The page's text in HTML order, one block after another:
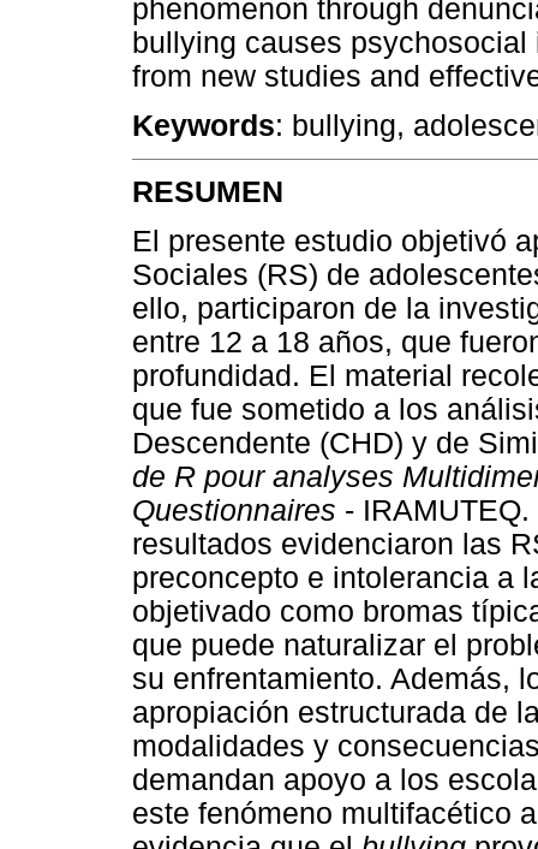
phenomenon through
bullying causes
from new studies and
Keywords: bullying,
RESUMEN
El presente estudio objetivó
Sociales (RS) de
ello, participaron de la
entre 12 a 18 años, que
profundidad. El material
que fue sometido a los
Descendente (CHD) y de
de R pour analyses
Questionnaires -
resultados evidenciaron las
preconcepto e intolerancia a
objetivado como bromas
que puede naturalizar el
su enfrentamiento. Además,
apropiación estructurada de
modalidades y
demandan apoyo a los
este fenómeno multifacético